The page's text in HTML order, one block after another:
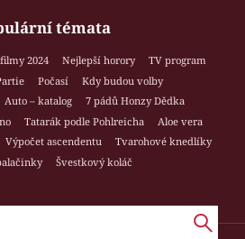
témata
2024 Nejlepší horory
TV program
Počasí
Kdy budou volby
Auto – katalog
7 pádů Honzy Dědka
Tatarák podle Pohlreicha
Aloe vera
Výpočet ascendentu
Tvarohové knedlíky
Švestkový koláč